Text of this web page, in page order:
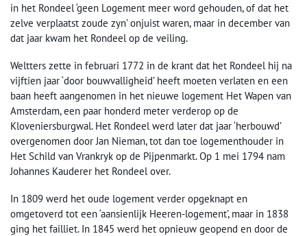
in het Rondeel ‘geen Logement meer word gehouden, of dat het
zelve verplaatst zoude zyn’ onjuist waren, maar in december van
dat jaar kwam het Rondeel op de veiling.
Weltters zette in februari 1772 in de krant dat het Rondeel hij na
vijftien jaar ‘door bouwvalligheid’ heeft moeten verlaten en een
baan heeft aangenomen in het nieuwe logement Het Wapen van
Amsterdam, een paar honderd meter verderop op de
Kloveniersburgwal. Het Rondeel werd later dat jaar ‘herbouwd’
overgenomen door Jan Nieman, tot dan toe logementhouder in
Het Schild van Vrankryk op de Pijpenmarkt. Op 1 mei 1794 nam
Johannes Kauderer het Rondeel over.
In 1809 werd het oude logement verder opgeknapt en
omgetoverd tot een ‘aansienlijk Heeren-logement’, maar in 1838
ging het failliet. In 1845 werd het opnieuw geopend en door de